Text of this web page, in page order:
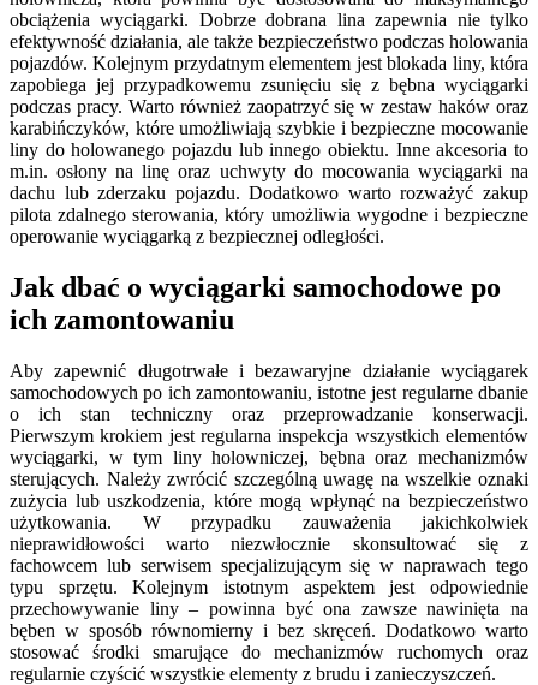
obciążenia wyciągarki. Dobrze dobrana lina zapewnia nie tylko
efektywność działania, ale także bezpieczeństwo podczas holowania
pojazdów. Kolejnym przydatnym elementem jest blokada liny, która
zapobiega jej przypadkowemu zsunięciu się z bębna wyciągarki
podczas pracy. Warto również zaopatrzyć się w zestaw haków oraz
karabińczyków, które umożliwiają szybkie i bezpieczne mocowanie
liny do holowanego pojazdu lub innego obiektu. Inne akcesoria to
m.in. osłony na linę oraz uchwyty do mocowania wyciągarki na
dachu lub zderzaku pojazdu. Dodatkowo warto rozważyć zakup
pilota zdalnego sterowania, który umożliwia wygodne i bezpieczne
operowanie wyciągarką z bezpiecznej odległości.
Jak dbać o wyciągarki samochodowe po
ich zamontowaniu
Aby zapewnić długotrwałe i bezawaryjne działanie wyciągarek
samochodowych po ich zamontowaniu, istotne jest regularne dbanie
o ich stan techniczny oraz przeprowadzanie konserwacji.
Pierwszym krokiem jest regularna inspekcja wszystkich elementów
wyciągarki, w tym liny holowniczej, bębna oraz mechanizmów
sterujących. Należy zwrócić szczególną uwagę na wszelkie oznaki
zużycia lub uszkodzenia, które mogą wpłynąć na bezpieczeństwo
użytkowania. W przypadku zauważenia jakichkolwiek
nieprawidłowości warto niezwłocznie skonsultować się z
fachowcem lub serwisem specjalizującym się w naprawach tego
typu sprzętu. Kolejnym istotnym aspektem jest odpowiednie
przechowywanie liny – powinna być ona zawsze nawinięta na
bęben w sposób równomierny i bez skręceń. Dodatkowo warto
stosować środki smarujące do mechanizmów ruchomych oraz
regularnie czyścić wszystkie elementy z brudu i zanieczyszczeń.